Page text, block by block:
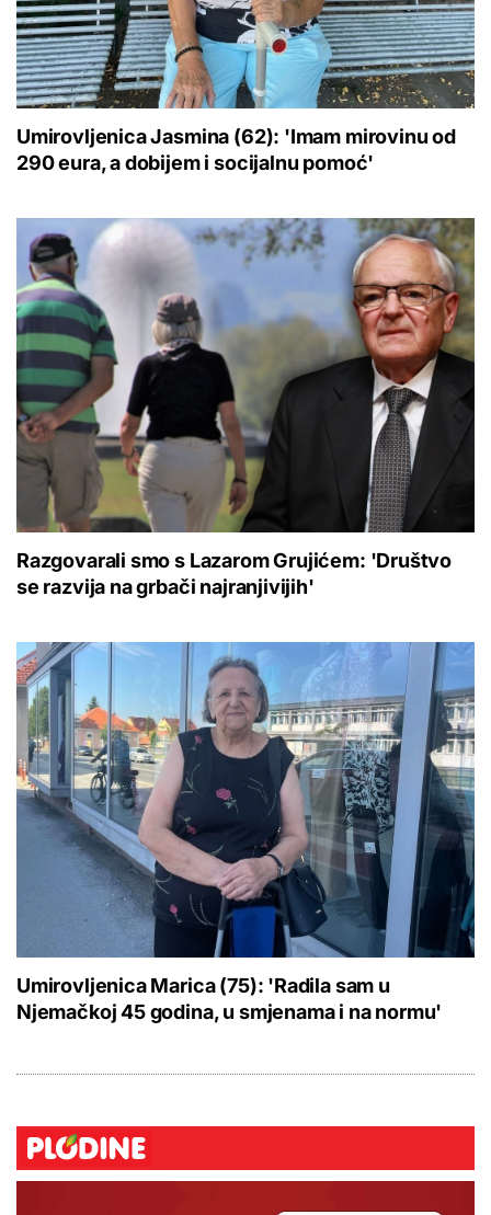
Umirovljenica Jasmina (62): 'Imam mirovinu od
290 eura, a dobijem i socijalnu pomoć'
Razgovarali smo s Lazarom Grujićem: 'Društvo
se razvija na grbači najranjivijih'
Umirovljenica Marica (75): 'Radila sam u
Njemačkoj 45 godina, u smjenama i na normu'